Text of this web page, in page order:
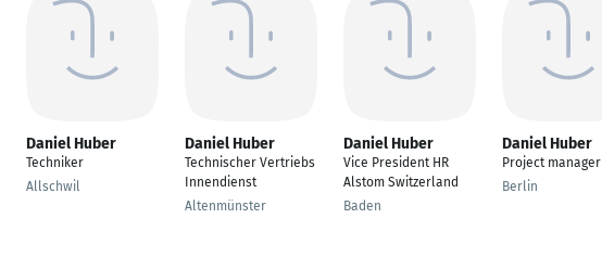
Daniel Huber
Techniker
Allschwil
Daniel Huber
Technischer Vertriebs
Innendienst
Altenmünster
Daniel Huber
Vice President HR
Alstom Switzerland
Baden
Daniel Huber
Project manager
Berlin